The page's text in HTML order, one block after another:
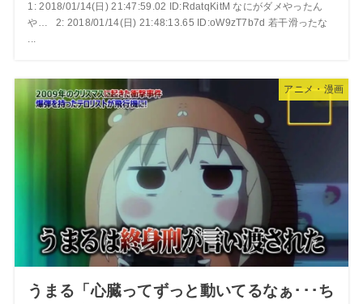
1: 2018/01/14(日) 21:47:59.02 ID:RdatqKitM なにがダメやったん
や… 2: 2018/01/14(日) 21:48:13.65 ID:oW9zT7b7d 若干滑ったな
アニメ・漫画
うまる「心臓ってずっと動いてるなぁ･･･ち